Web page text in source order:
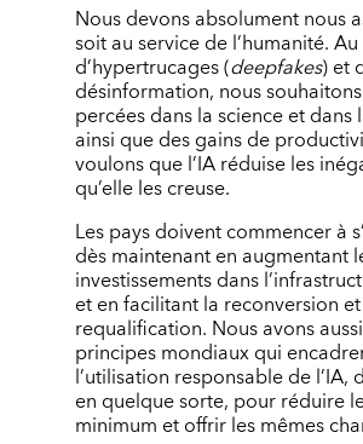
Nous devons absolument nous
soit au service de l’humanité.
d’hypertrucages (deepfakes) et
désinformation, nous
percées dans la science et dans
ainsi que des gains de
voulons que l’IA réduise les
qu’elle les creuse.
Les pays doivent commencer à
dès maintenant en augmentant
investissements dans
et en facilitant la reconversion
requalification. Nous avons
principes mondiaux qui
l’utilisation responsable de l’IA,
en quelque sorte, pour réduire
minimum et offrir les mêmes